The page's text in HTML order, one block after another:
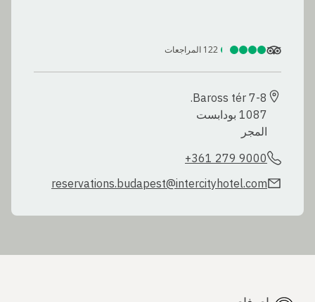
122 المراجعات
المجر
+361 279 9000
reservations.budapest@intercityhotel.com